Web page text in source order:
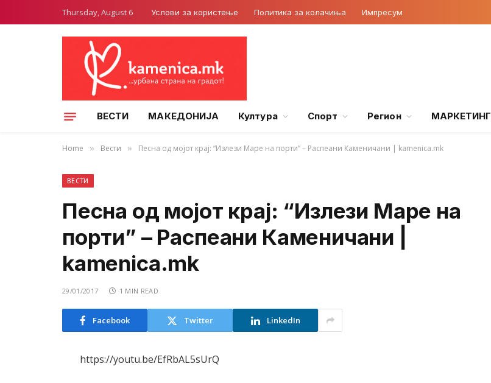
Thursday, August 6 Услови за користење Политика за колачиња Импресум
ВЕСТИ МАКЕДОНИЈА Култура Спорт Регион МАРКЕТИНГ
Home » Вести » Песна од мојот крај: “Излези Маре на порти” – Распеани Каменичани | kamenica.mk
ВЕСТИ
Песна од мојот крај: “Излези Маре на
порти” – Распеани Каменичани |
kamenica.mk
29/01/2017 1 MIN READ
Facebook Twitter LinkedIn
https://youtu.be/EfRbAL5sUrQ